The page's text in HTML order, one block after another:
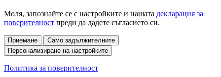
Моля, запознайте се с настройките и нашата декларация за
поверителност преди да дадете съгласието си.
Приемане
Само задължителните
Персонализиране на настройките
Политика за поверителност